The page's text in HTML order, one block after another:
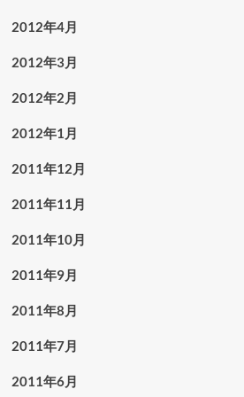
2012年4月
2012年3月
2012年2月
2012年1月
2011年12月
2011年11月
2011年10月
2011年9月
2011年8月
2011年7月
2011年6月